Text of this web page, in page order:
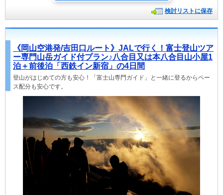
検討リストに保存
《岡山空港発/吉田口ルート》JALで行く！富士登山ツア
ー専門山岳ガイド付プラン♪八合目又は本八合目山小屋1
泊＋前後泊「西鉄イン新宿」の4日間
登山がはじめての方も安心！「富士山専門ガイド」と一緒に登るからペー
ス配分も安心です。